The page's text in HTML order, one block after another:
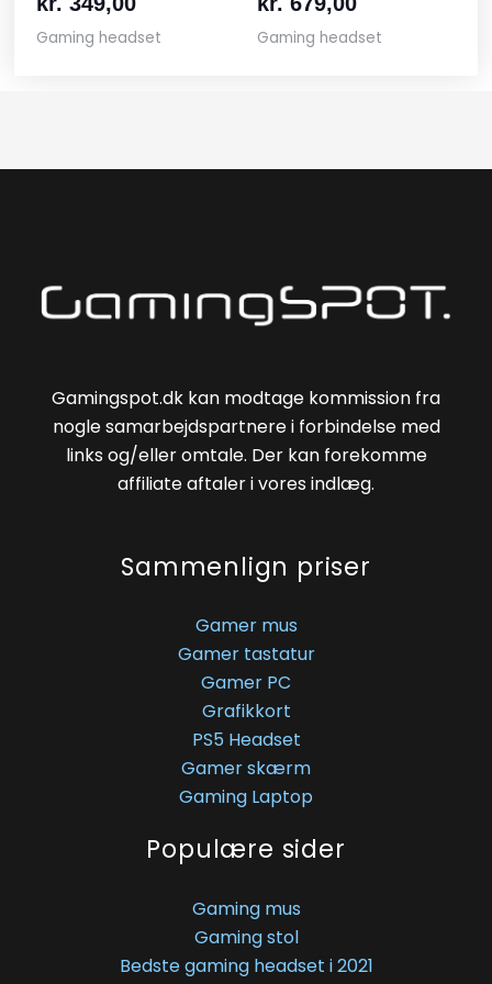
Gaming headset Gaming headset
Gamingspot.dk kan modtage kommission fra
nogle samarbejdspartnere i forbindelse med
links og/eller omtale. Der kan forekomme
affiliate aftaler i vores indlæg.
Sammenlign priser
Gamer mus
Gamer tastatur
Gamer PC
Grafikkort
PS5 Headset
Gamer skærm
Gaming Laptop
Populære sider
Gaming mus
Gaming stol
Bedste gaming headset i 2021